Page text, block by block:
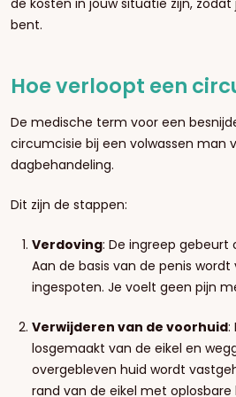
de kosten in jouw situatie zijn,
bent.
Hoe verloopt een
De medische term voor een
circumcisie bij een volwassen man
dagbehandeling.
Dit zijn de stappen:
Verdoving: De ingreep gebeurt
Aan de basis van de penis
ingespoten. Je voelt geen pijn
Verwijderen van de voorhuid:
losgemaakt van de eikel en
overgebleven huid wordt
rand van de eikel met